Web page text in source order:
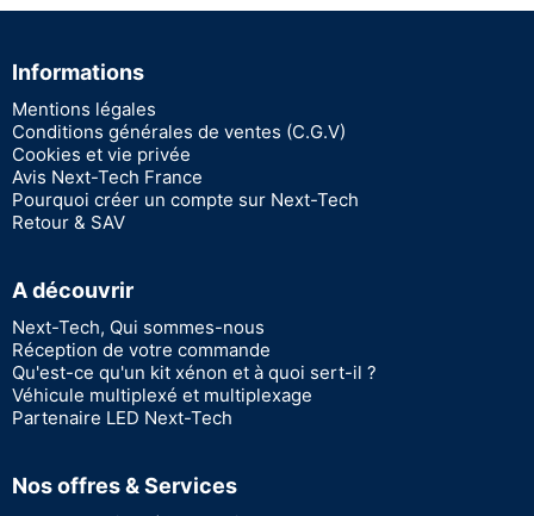
Informations
Mentions légales
Conditions générales de ventes (C.G.V)
Cookies et vie privée
Avis Next-Tech France
Pourquoi créer un compte sur Next-Tech
Retour & SAV
A découvrir
Next-Tech, Qui sommes-nous
Réception de votre commande
Qu'est-ce qu'un kit xénon et à quoi sert-il ?
Véhicule multiplexé et multiplexage
Partenaire LED Next-Tech
Nos offres & Services